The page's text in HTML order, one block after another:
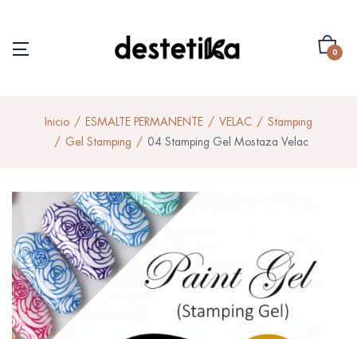
0
Inicio ESMALTE PERMANENTE VELAC
Stamping
Gel Stamping
04 Stamping Gel Mostaza Velac